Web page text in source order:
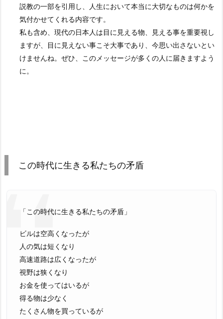
説教の一部を引用し、人生において本当に大切なものは何かを
気付かせてくれる内容です。
私も含め、現代の日本人は目に見える物、見える事を重要視し
ますが、目に見えない事こそ大事であり、今思い出さないとい
けませんね。ぜひ、このメッセージが多くの人に届きますよう
に。
この時代に生きる私たちの矛盾
「この時代に生きる私たちの矛盾」
ビルは空高くなったが
人の気は短くなり
高速道路は広くなったが
視野は狭くなり
お金を使ってはいるが
得る物は少なく
たくさん物を買っているが